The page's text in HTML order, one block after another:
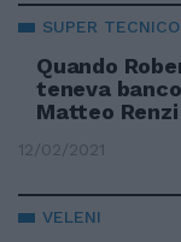
SUPER TECNICO
Quando
teneva
Matteo Renzi
12/02/2021
VELENI